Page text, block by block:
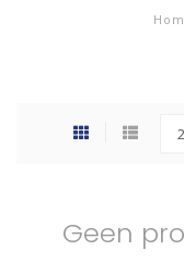
Geen